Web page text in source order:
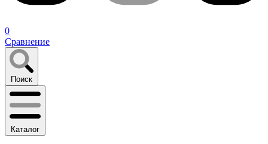
0
Сравнение
Поиск
Каталог